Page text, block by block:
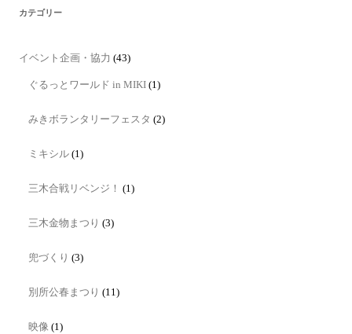
カテゴリー
イベント企画・協力 (43)
ぐるっとワールド in MIKI (1)
みきボランタリーフェスタ (2)
ミキシル (1)
三木合戦リベンジ！ (1)
三木金物まつり (3)
兜づくり (3)
別所公春まつり (11)
映像 (1)